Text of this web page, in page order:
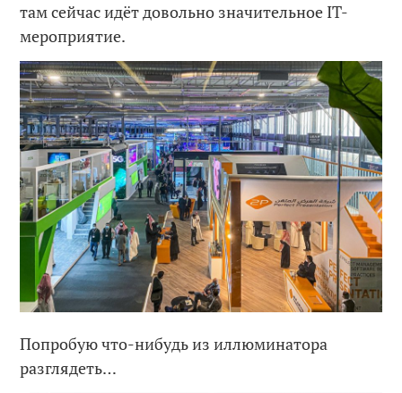
там сейчас идёт довольно значительное IT-
мероприятие.
Попробую что-нибудь из иллюминатора
разглядеть…